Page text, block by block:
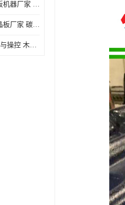
触摸屏控制 碳晶板机器厂家 碳晶板全屋装修的利和弊
操作简单 附近碳晶板厂家 碳晶板机器厂家
手机APP智能查看与操控 木饰面板机器